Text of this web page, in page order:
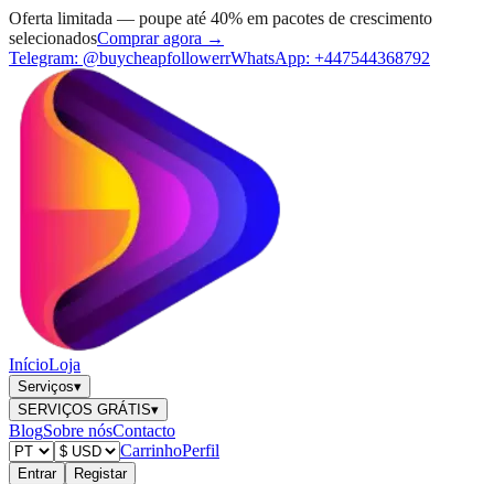
Oferta limitada — poupe até 40% em pacotes de crescimento
selecionadosComprar agora →
Telegram: @buycheapfollowerrWhatsApp: +447544368792
InícioLoja
Serviços▾
SERVIÇOS GRÁTIS▾
BlogSobre nósContacto
CarrinhoPerfil
Entrar
Registar